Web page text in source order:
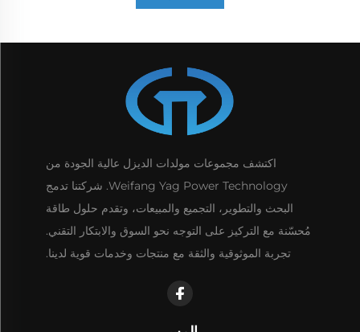
اكتشف مجموعات مولدات الديزل عالية الجودة من
Weifang Yag Power Technology. شركتنا تدمج
البحث والتطوير، التجميع والمبيعات، وتقدم حلول طاقة
مُحسّنة مع التركيز على التوجه نحو السوق والابتكار التقني.
تجربة الموثوقية والثقة مع منتجات وخدمات قوية لدينا.